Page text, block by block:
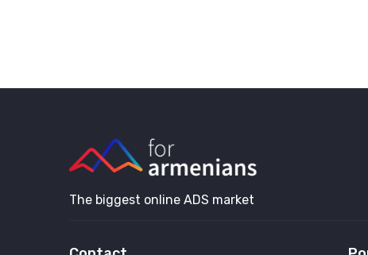
The biggest online ADS market